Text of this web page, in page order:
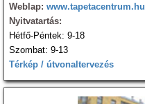
Weblap: www.tapetacentrum.hu
Nyitvatartás:
Hétfő-Péntek: 9-18
Szombat: 9-13
Térkép / útvonaltervezés